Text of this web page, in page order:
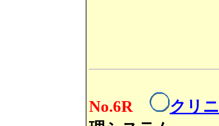
No.6R
クリ